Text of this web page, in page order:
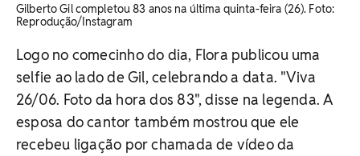
Gilberto Gil completou 83 anos na última quinta-feira (26). ​Foto:
Reprodução/Instagram
Logo no comecinho do dia, Flora publicou uma
selfie ao lado de Gil, celebrando a data. "Viva
26/06. Foto da hora dos 83", disse na legenda. A
esposa do cantor também mostrou que ele
recebeu ligação por chamada de vídeo da